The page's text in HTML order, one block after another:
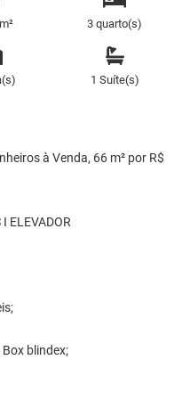
3 quarto(s)
1 Suíte(s)
à Venda, 66 m² por R$
ELEVADOR
blindex;